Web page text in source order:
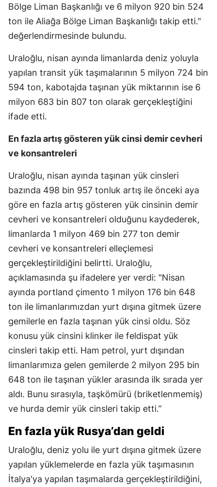
Bölge Liman Başkanlığı ve 6 milyon 920 bin 524
ton ile Aliağa Bölge Liman Başkanlığı takip etti."
değerlendirmesinde bulundu.
Uraloğlu, nisan ayında limanlarda deniz yoluyla
yapılan transit yük taşımalarının 5 milyon 724 bin
594 ton, kabotajda taşınan yük miktarının ise 6
milyon 683 bin 807 ton olarak gerçekleştiğini
ifade etti.
En fazla artış gösteren yük cinsi demir cevheri
ve konsantreleri
Uraloğlu, nisan ayında taşınan yük cinsleri
bazında 498 bin 957 tonluk artış ile önceki aya
göre en fazla artış gösteren yük cinsinin demir
cevheri ve konsantreleri olduğunu kaydederek,
limanlarda 1 milyon 469 bin 277 ton demir
cevheri ve konsantreleri elleçlemesi
gerçekleştirildiğini belirtti. Uraloğlu,
açıklamasında şu ifadelere yer verdi: "Nisan
ayında portland çimento 1 milyon 176 bin 648
ton ile limanlarımızdan yurt dışına gitmek üzere
gemilerle en fazla taşınan yük cinsi oldu. Söz
konusu yük cinsini klinker ile feldispat yük
cinsleri takip etti. Ham petrol, yurt dışından
limanlarımıza gelen gemilerde 2 milyon 295 bin
648 ton ile taşınan yükler arasında ilk sırada yer
aldı. Bunu sırasıyla, taşkömürü (briketlenmemiş)
ve hurda demir yük cinsleri takip etti.”
En fazla yük Rusya’dan geldi
Uraloğlu, deniz yolu ile yurt dışına gitmek üzere
yapılan yüklemelerde en fazla yük taşımasının
İtalya'ya yapılan taşımalarda gerçekleştirildiğini,